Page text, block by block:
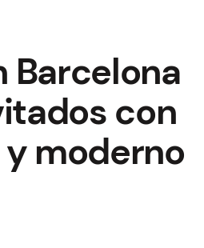
Barcelona
con
moderno